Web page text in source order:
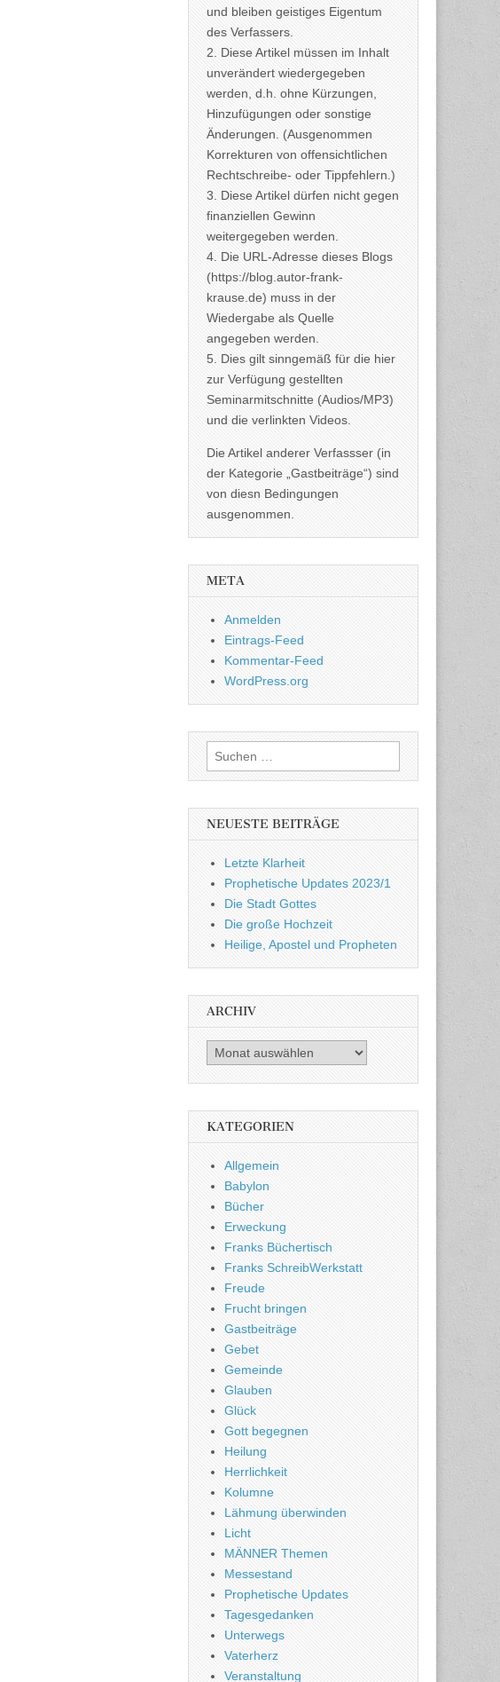
und bleiben geistiges Eigentum
des Verfassers.
2. Diese Artikel müssen im Inhalt
unverändert wiedergegeben
werden, d.h. ohne Kürzungen,
Hinzufügungen oder sonstige
Änderungen. (Ausgenommen
Korrekturen von offensichtlichen
Rechtschreibe- oder Tippfehlern.)
3. Diese Artikel dürfen nicht gegen
finanziellen Gewinn
weitergegeben werden.
4. Die URL-Adresse dieses Blogs
(https://blog.autor-frank-
krause.de) muss in der
Wiedergabe als Quelle
angegeben werden.
5. Dies gilt sinngemäß für die hier
zur Verfügung gestellten
Seminarmitschnitte (Audios/MP3)
und die verlinkten Videos.
Die Artikel anderer Verfassser (in
der Kategorie „Gastbeiträge“) sind
von diesn Bedingungen
ausgenommen.
META
Anmelden
Eintrags-Feed
Kommentar-Feed
WordPress.org
Suchen
nach:
NEUESTE BEITRÄGE
Letzte Klarheit
Prophetische Updates 2023/1
Die Stadt Gottes
Die große Hochzeit
Heilige, Apostel und Propheten
ARCHIV
Archiv
KATEGORIEN
Allgemein
Babylon
Bücher
Erweckung
Franks Büchertisch
Franks SchreibWerkstatt
Freude
Frucht bringen
Gastbeiträge
Gebet
Gemeinde
Glauben
Glück
Gott begegnen
Heilung
Herrlichkeit
Kolumne
Lähmung überwinden
Licht
MÄNNER Themen
Messestand
Prophetische Updates
Tagesgedanken
Unterwegs
Vaterherz
Veranstaltung